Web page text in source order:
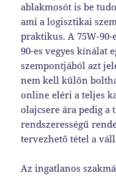
ablakmosót is be
ami a logisztikai
praktikus. A 75W-90-
90-es vegyes kínálat
szempontjából azt
nem kell külön
online eléri a teljes
olajcsere ára pedig a
rendszerességű
tervezhető tétel a
Az ingatlanos